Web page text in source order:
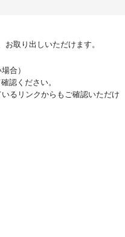
お取り出しいただけます。
合）
認ください。
るリンクからもご確認いただけ